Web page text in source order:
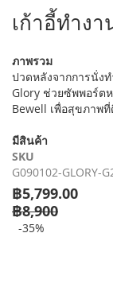
ข้าม
ไป
ส่วน
เริ่ม
ต้น
ของ
เลอ
รี
รูปภาพ
เก้าอี้ทำง
ภาพรวม
ปวดหลังจากการนั่ง
Glory ช่วยซัพพอร์ต
Bewell เพื่อสุขภาพ
มีสินค้า
SKU
G090102-GLORY-
฿5,799.00
฿8,900
-35%